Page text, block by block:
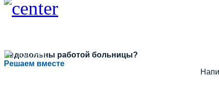
Решаем вместе
Недовольны работой больницы?